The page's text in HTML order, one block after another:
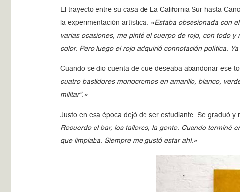
El trayecto entre su casa de La California Sur hasta
la experimentación artística.
«Estaba obsesionada con
varias ocasiones, me pinté el cuerpo de rojo, con todo
color. Pero luego el rojo adquirió connotación política.
Cuando se dio cuenta de que deseaba abandonar ese
cuatro bastidores monocromos en amarillo, blanco,
militar”.»
Justo en esa época dejó de ser estudiante. Se graduó
Recuerdo el bar, los talleres, la gente. Cuando terminé
que limpiaba. Siempre me gustó estar ahí.»